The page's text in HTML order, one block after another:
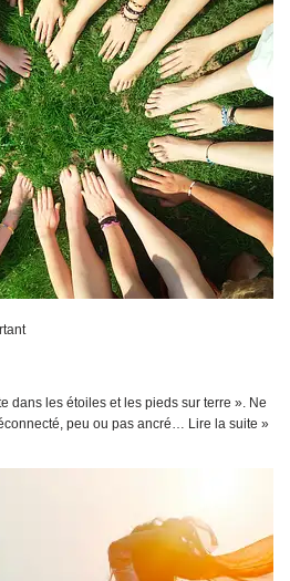
dans les étoiles et les pieds sur terre ». Ne
peu ou pas ancré… Lire la suite »